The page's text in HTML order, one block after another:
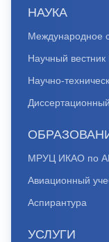
НАУКА
Международное
Научный
Научно-
МРУЦ ИКАО по
Авиационный
Аспирантура
УСЛУГИ